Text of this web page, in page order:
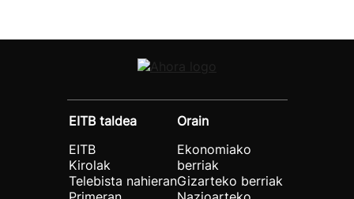
EITB taldea
EITB
Kirolak
Telebista nahieran
Orain
Ekonomiako
berriak
Gizarteko berriak